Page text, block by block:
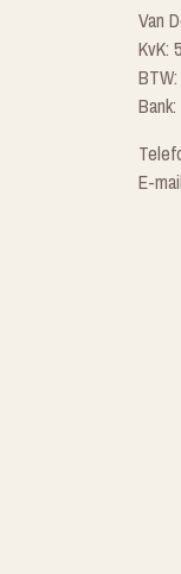
Van
KvK:
BTW:
E-